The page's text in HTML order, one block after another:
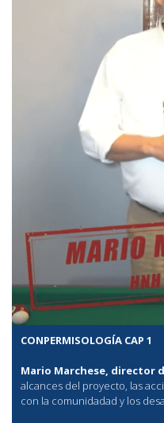
CONPERMISOLOGÍA CAP 1
Mario Marchese, director
alcances del proyecto, las
con la comunidadad y los